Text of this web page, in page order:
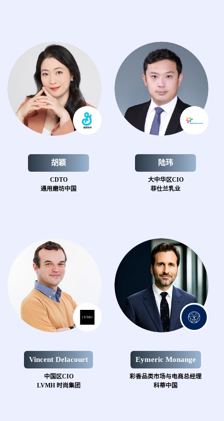
胡颖
CDTO
通用磨坊中国
陆玮
大中华区CIO
菲仕兰乳业
Vincent Delacourt
中国区CIO
LVMH 时尚集团
Eymeric Monange
彩香品类市场与电商总经理
科蒂中国